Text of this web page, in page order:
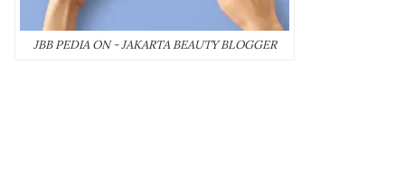
JBB PEDIA ON - JAKARTA BEAUTY BLOGGER